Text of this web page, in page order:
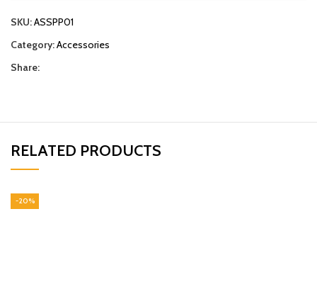
SKU:ASSPP01
Category:Accessories
Share:
RELATED PRODUCTS
-20%